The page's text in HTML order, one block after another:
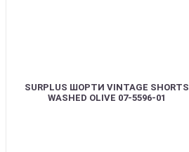
SURPLUS ШОРТИ VINTAGE SHORTS
WASHED OLIVE 07-5596-01